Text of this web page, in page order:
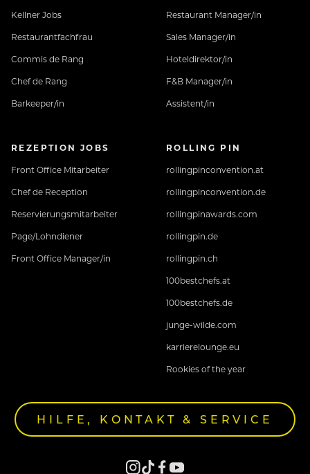
Kellner Jobs
Restaurantfachfrau
Commis de Rang
Chef de Rang
Barkeeper/in
Restaurant Manager/in
Sales Manager/in
Hoteldirektor/in
F&B Manager/in
Assistent/in
REZEPTION JOBS
Front Office Mitarbeiter
Chef de Reception
Reservierungsmitarbeiter
Page/Lohndiener
Front Office Manager/in
ROLLING PIN
rollingpinconvention.at
rollingpinconvention.de
rollingpinawards.com
rollingpin.de
rollingpin.ch
100bestchefs.at
100bestchefs.de
junge-wilde.com
karrierelounge.eu
Rookies of the year
HILFE, KONTAKT & SERVICE